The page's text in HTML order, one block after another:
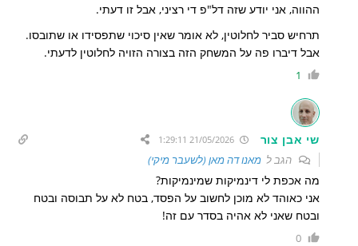
ההווה, אני יודע שזה דל"פ די רציני, אבל זו דעתי.
תרחיש סביר לחלוטין, לא אומר שאין סיכוי שתפסידו או שתובסו.
אבל דיברו פה על המשחק הזה בצורה הזויה לחלוטין לדעתי.
1
שי אבן צור 21/05/2026 1:29:11
הגב למאנו דה מאן (לשעבר מיקי)
מה אכפת לי דינמיקות שמינמיקות?
אני כאוהד לא מוכן לחשוב על הפסד, בטח לא על תבוסה ובטח
ובטח שאני לא אהיה בסדר עם זה!
0